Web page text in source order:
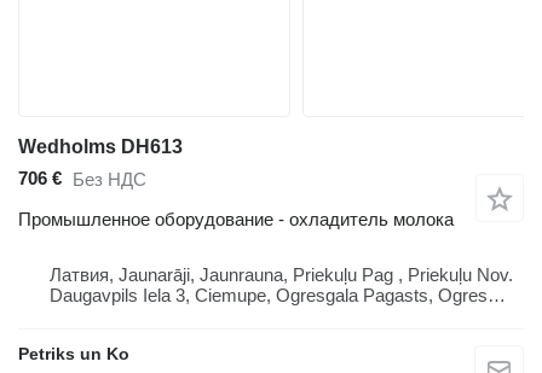
Wedholms DH613
706 € Без НДС
Промышленное оборудование - охладитель молока
Латвия, Jaunarāji, Jaunrauna, Priekuļu Pag , Priekuļu Nov.
Daugavpils Iela 3, Ciemupe, Ogresgala Pagasts, Ogres
Petriks un Ko